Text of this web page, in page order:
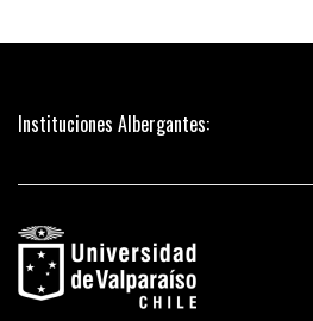
Instituciones Albergantes: